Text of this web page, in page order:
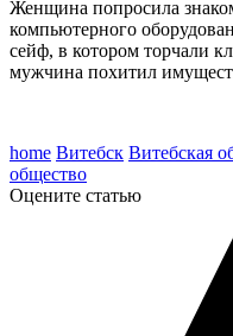
Женщина попросила
компьютерного
сейф, в котором торчали
мужчина похитил
home Витебск Витебская
общество
Оцените статью